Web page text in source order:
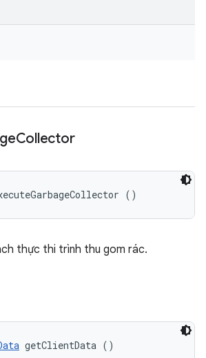
Collector
()
thực thi trình thu gom rác.
getClientData ()